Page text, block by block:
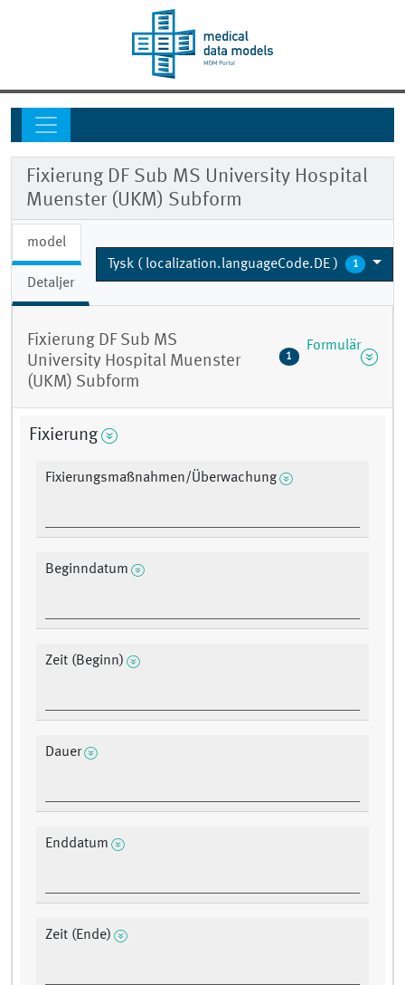
Fixierung DF Sub MS University Hospital
Muenster (UKM) Subform
model
Detaljer
Tysk ( localization.languageCode.DE ) 1
Fixierung DF Sub MS
University Hospital Muenster
(UKM) Subform
1
Formulär
Fixierung
Fixierungsmaßnahmen/Überwachung
Beginndatum
Zeit (Beginn)
Dauer
Enddatum
Zeit (Ende)